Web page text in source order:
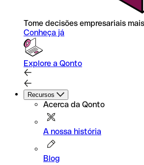
Tome decisões empresariais
Conheça já
Explore a Qonto
Recursos
Acerca da Qonto
A nossa história
Blog